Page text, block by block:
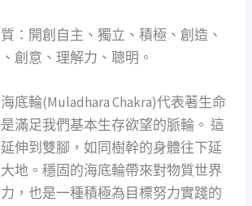
：開創自主、獨立、積極、創造、
創意、理解力、聰明。
底輪(Muladhara Chakra)代表著生命
滿足我們基本生存欲望的脈輪。 這
伸到雙腳，如同樹幹的身體往下延
地。穩固的海底輪帶來對物質世界
，也是一種積極為目標努力實踐的